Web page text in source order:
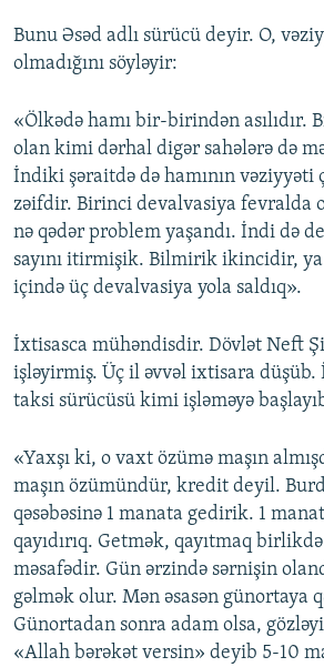
Bunu Əsəd adlı sürücü deyir. O,
olmadığını söyləyir:
«Ölkədə hamı bir-birindən asılıdır.
olan kimi dərhal digər sahələrə də
İndiki şəraitdə də hamının vəziyyəti
zəifdir. Birinci devalvasiya fevralda
nə qədər problem yaşandı. İndi də
sayını itirmişik. Bilmirik ikincidir,
içində üç devalvasiya yola saldıq».
İxtisasca mühəndisdir. Dövlət Neft
işləyirmiş. Üç il əvvəl ixtisara düşüb.
taksi sürücüsü kimi işləməyə
«Yaxşı ki, o vaxt özümə maşın
maşın özümündür, kredit deyil.
qəsəbəsinə 1 manata gedirik. 1
qayıdırıq. Getmək, qayıtmaq
məsafədir. Gün ərzində sərnişin
gəlmək olur. Mən əsasən günortaya
Günortadan sonra adam olsa,
«Allah bərəkət versin» deyib 5-10